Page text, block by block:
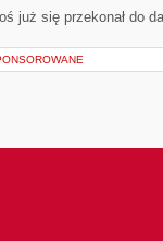
już się przekonał do